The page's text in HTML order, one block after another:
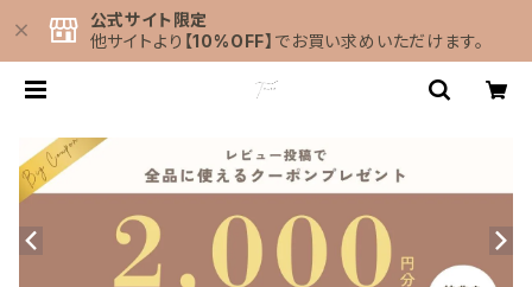
公式サイト限定
他サイトより 【10%OFF】 でお買い求めいただけます。